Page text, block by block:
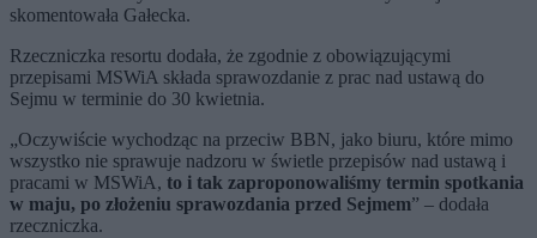
skomentowała Gałecka.
Rzeczniczka resortu dodała, że zgodnie z obowiązującymi
przepisami MSWiA składa sprawozdanie z prac nad ustawą do
Sejmu w terminie do 30 kwietnia.
„Oczywiście wychodząc na przeciw BBN, jako biuru, które mimo
wszystko nie sprawuje nadzoru w świetle przepisów nad ustawą i
pracami w MSWiA, to i tak zaproponowaliśmy termin spotkania
w maju, po złożeniu sprawozdania przed Sejmem” – dodała
rzeczniczka.